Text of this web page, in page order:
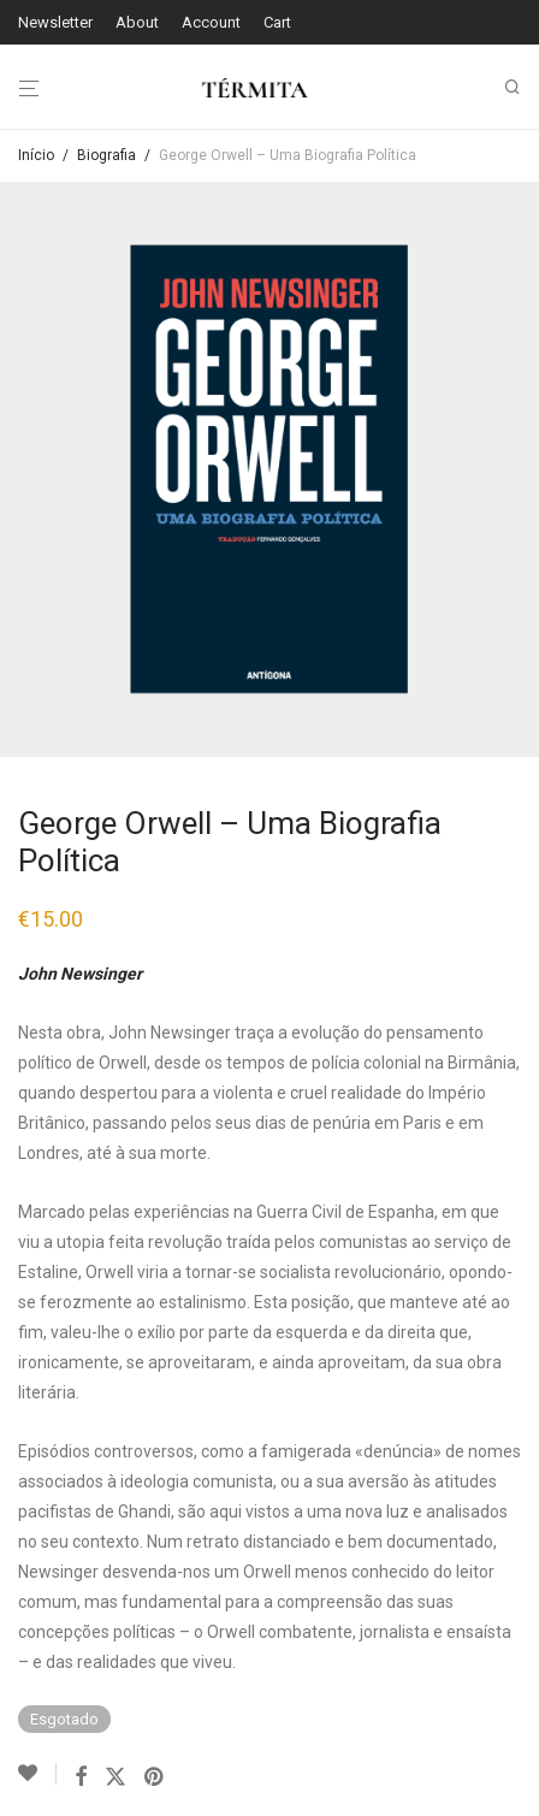
Newsletter About Account Cart
Início / Biografia / George Orwell – Uma Biografia Política
George Orwell – Uma Biografia
Política
€15.00
John Newsinger
Nesta obra, John Newsinger traça a evolução do pensamento
político de Orwell, desde os tempos de polícia colonial na Birmânia,
quando despertou para a violenta e cruel realidade do Império
Britânico, passando pelos seus dias de penúria em Paris e em
Londres, até à sua morte.
Marcado pelas experiências na Guerra Civil de Espanha, em que
viu a utopia feita revolução traída pelos comunistas ao serviço de
Estaline, Orwell viria a tornar-se socialista revolucionário, opondo-
se ferozmente ao estalinismo. Esta posição, que manteve até ao
fim, valeu-lhe o exílio por parte da esquerda e da direita que,
ironicamente, se aproveitaram, e ainda aproveitam, da sua obra
literária.
Episódios controversos, como a famigerada «denúncia» de nomes
associados à ideologia comunista, ou a sua aversão às atitudes
pacifistas de Ghandi, são aqui vistos a uma nova luz e analisados
no seu contexto. Num retrato distanciado e bem documentado,
Newsinger desvenda-nos um Orwell menos conhecido do leitor
comum, mas fundamental para a compreensão das suas
concepções políticas – o Orwell combatente, jornalista e ensaísta
– e das realidades que viveu.
Esgotado